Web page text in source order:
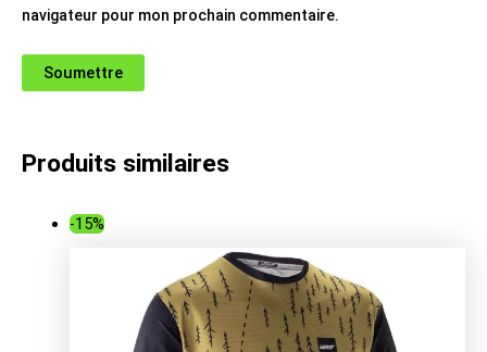
navigateur pour mon prochain commentaire.
Produits similaires
-15%